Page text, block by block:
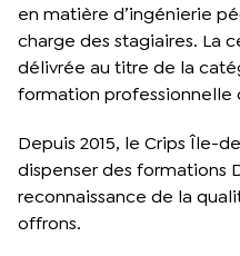
en matière d’ingénierie
charge des stagiaires. La
délivrée au titre de la
formation professionnelle
Depuis 2015, le Crips Île-
dispenser des formations
reconnaissance de la
offrons.